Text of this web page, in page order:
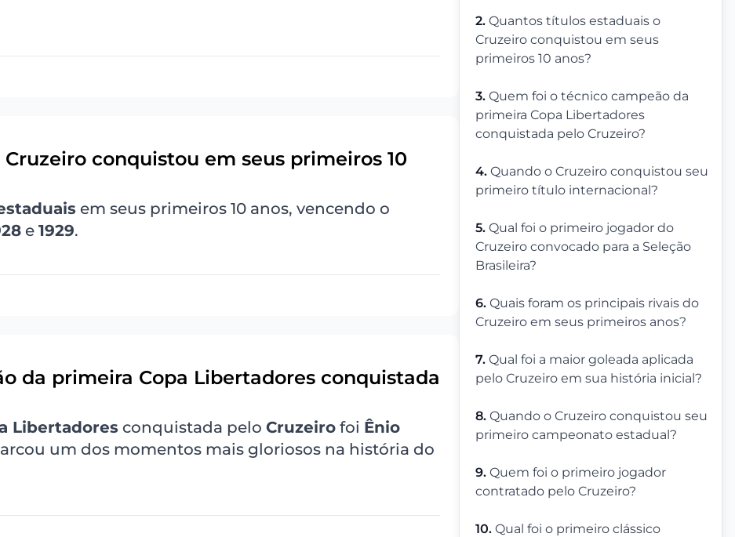
2. Quantos títulos estaduais o
Cruzeiro conquistou em seus
primeiros 10 anos?
3. Quem foi o técnico campeão da
primeira Copa Libertadores
conquistada pelo Cruzeiro?
4. Quando o Cruzeiro conquistou seu
primeiro título internacional?
5. Qual foi o primeiro jogador do
Cruzeiro convocado para a Seleção
Brasileira?
6. Quais foram os principais rivais do
Cruzeiro em seus primeiros anos?
7. Qual foi a maior goleada aplicada
pelo Cruzeiro em sua história inicial?
8. Quando o Cruzeiro conquistou seu
primeiro campeonato estadual?
9. Quem foi o primeiro jogador
contratado pelo Cruzeiro?
10. Qual foi o primeiro clássico
conquistou em seus primeiros 10
em seus primeiros 10 anos, vencendo o
e 1929.
da primeira Copa Libertadores conquistada
Libertadores conquistada pelo Cruzeiro foi Ênio
um dos momentos mais gloriosos na história do